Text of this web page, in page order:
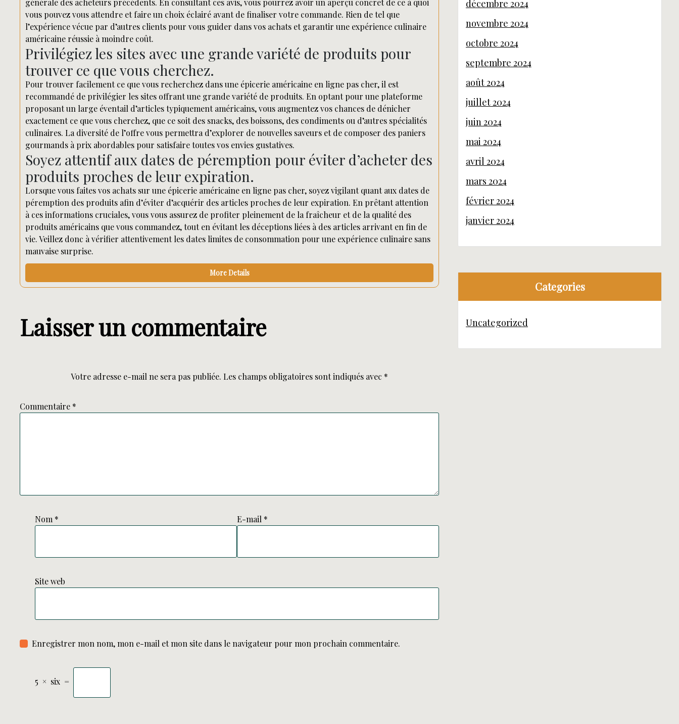
générale des acheteurs précédents. En consultant ces avis, vous pourrez avoir un aperçu concret de ce à quoi
vous pouvez vous attendre et faire un choix éclairé avant de finaliser votre commande. Rien de tel que
l’expérience vécue par d’autres clients pour vous guider dans vos achats et garantir une expérience culinaire
américaine réussie à moindre coût.
Privilégiez les sites avec une grande variété de produits pour
trouver ce que vous cherchez.
Pour trouver facilement ce que vous recherchez dans une épicerie américaine en ligne pas cher, il est
recommandé de privilégier les sites offrant une grande variété de produits. En optant pour une plateforme
proposant un large éventail d’articles typiquement américains, vous augmentez vos chances de dénicher
exactement ce que vous cherchez, que ce soit des snacks, des boissons, des condiments ou d’autres spécialités
culinaires. La diversité de l’offre vous permettra d’explorer de nouvelles saveurs et de composer des paniers
gourmands à prix abordables pour satisfaire toutes vos envies gustatives.
Soyez attentif aux dates de péremption pour éviter d’acheter des
produits proches de leur expiration.
Lorsque vous faites vos achats sur une épicerie américaine en ligne pas cher, soyez vigilant quant aux dates de
péremption des produits afin d’éviter d’acquérir des articles proches de leur expiration. En prêtant attention
à ces informations cruciales, vous vous assurez de profiter pleinement de la fraîcheur et de la qualité des
produits américains que vous commandez, tout en évitant les déceptions liées à des articles arrivant en fin de
vie. Veillez donc à vérifier attentivement les dates limites de consommation pour une expérience culinaire sans
mauvaise surprise.
More Details
Laisser un commentaire
Votre adresse e-mail ne sera pas publiée. Les champs obligatoires sont indiqués avec *
Commentaire *
Nom * E-mail *
Site web
Enregistrer mon nom, mon e-mail et mon site dans le navigateur pour mon prochain commentaire.
5 × six =
décembre 2024
novembre 2024
octobre 2024
septembre 2024
août 2024
juillet 2024
juin 2024
mai 2024
avril 2024
mars 2024
février 2024
janvier 2024
Categories
Uncategorized